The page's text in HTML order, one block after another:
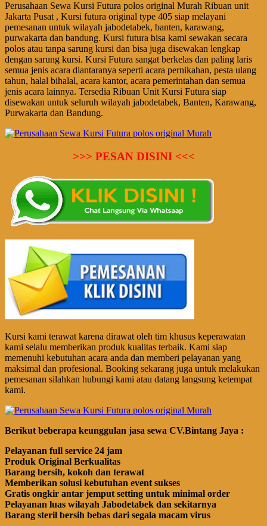
Perusahaan Sewa Kursi Futura polos original Murah Ribuan unit
Jakarta Pusat , Kursi futura original type 405 siap melayani
pemesanan untuk wilayah jabodetabek, banten, karawang,
purwakarta dan bandung. Kursi futura bisa kami sewakan secara
polos atau tanpa sarung kursi dan bisa juga disewakan lengkap
dengan sarung kursi. Kursi Futura sangat berkelas dan paling laris
semua jenis acara diantaranya seperti acara pernikahan, pesta ulang
tahun, halal bihalal, acara kantor, acara pemerintahan dan semua
jenis acara lainnya. Tersedia Ribuan Unit Kursi Futura siap
disewakan untuk seluruh wilayah jabodetabek, Banten, Karawang,
Purwakarta dan Bandung.
>>> PESAN DISINI <<<
Kursi kami terawat karena dirawat oleh tim khusus keperawatan
kami selalu memberikan produk kualitas terbaik. Kami siap
memenuhi kebutuhan acara anda dan memberi pelayanan yang
maksimal dan profesional. Booking sekarang juga untuk melakukan
pemesanan silahkan hubungi kami atau datang langsung ketempat
kami.
Berikut beberapa keunggulan jasa sewa CV.Bintang Jaya :
Pelayanan full service 24 jam
Produk Original Berkualitas
Barang bersih, kokoh dan terawat
Memberikan solusi kebutuhan event sukses
Gratis ongkir antar jemput setting untuk minimal order
Pelayanan luas wilayah Jabodetabek dan sekitarnya
Barang steril bersih bebas dari segala macam virus